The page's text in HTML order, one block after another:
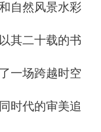
自然风景水彩
其二十载的书
一场跨越时空
时代的审美追